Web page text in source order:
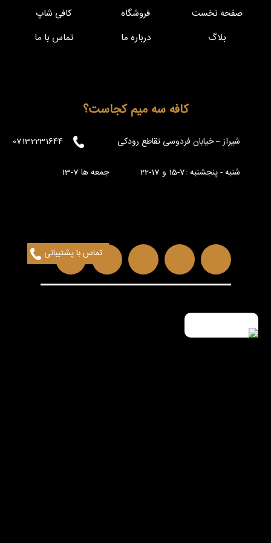
تماس با پشتیبانی
صفحه نخست فروشگاه
کافی شاپ
بلاگ
درباره ما تماس با ما
کافه سه میم کجاست؟
شیراز – خیابان فردوسی تقاطع رودکی 07132231644
شنبه - پنجشنبه :7-15 و 17-22 جمعه ها 7-13